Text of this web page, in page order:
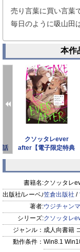
売り言葉に買い言葉
毎日のように吸山田
本作
話
クソッタレever
after【電子限定特典
書籍名:クソッタレ
出版社/レーベル:笠倉出版社 /
著者:ウジチャン
シリーズ:クソッタレ
ジャンル： 成人向書籍
動作条件： Win8.1